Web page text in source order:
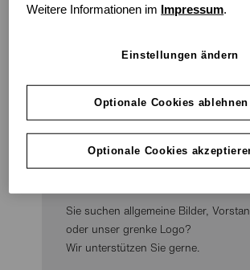
Hier können Sie eine Auswahl an Bildern
Bitte beachten Sie unsereNutzungsrechte
Unternehmensbilder
Sie suchen allgemeine Bilder,
oder unser grenke Logo?
Wir unterstützen Sie gerne.
Weitere Informationen im
Impressum.
Einstellungen ändern
Optionale Cookies ablehnen
Optionale Cookies